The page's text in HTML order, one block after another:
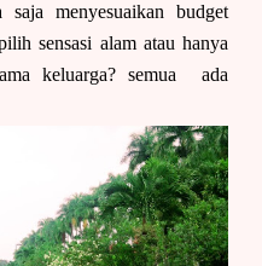
menyesuaikan budget
sensasi alam atau hanya
keluarga? semua ada